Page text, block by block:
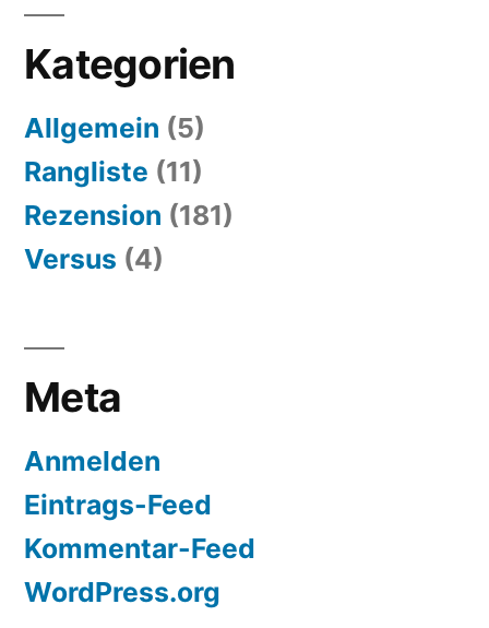
Kategorien
Allgemein (5)
Rangliste (11)
Rezension (181)
Versus (4)
Meta
Anmelden
Eintrags-Feed
Kommentar-Feed
WordPress.org